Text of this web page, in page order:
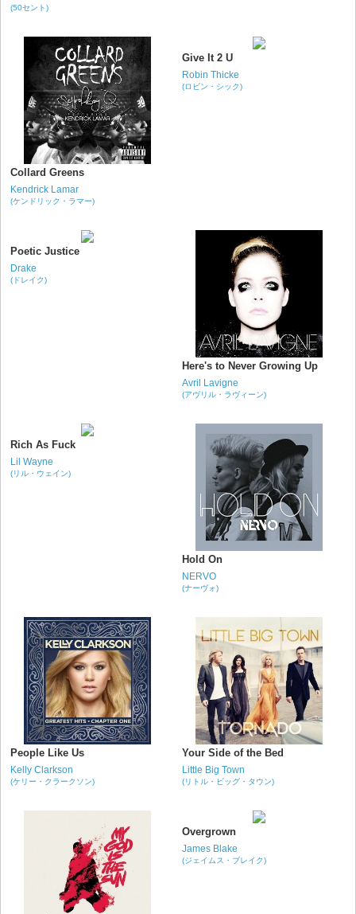
(50セント)
Collard Greens
Kendrick Lamar
(ケンドリック・ラマー)
Give It 2 U
Robin Thicke
(ロビン・シック)
Poetic Justice
Drake
(ドレイク)
Here's to Never Growing Up
Avril Lavigne
(アヴリル・ラヴィーン)
Rich As Fuck
Lil Wayne
(リル・ウェイン)
Hold On
NERVO
(ナーヴォ)
People Like Us
Kelly Clarkson
(ケリー・クラークソン)
Your Side of the Bed
Little Big Town
(リトル・ビッグ・タウン)
Overgrown
James Blake
(ジェイムス・ブレイク)